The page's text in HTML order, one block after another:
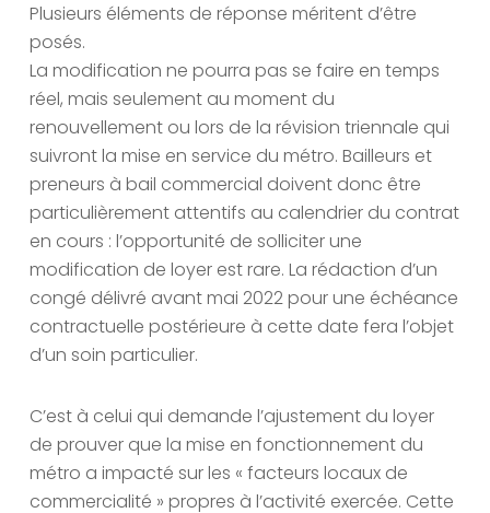
Plusieurs éléments de réponse méritent d’être
posés.
La modification ne pourra pas se faire en temps
réel, mais seulement au moment du
renouvellement ou lors de la révision triennale qui
suivront la mise en service du métro. Bailleurs et
preneurs à bail commercial doivent donc être
particulièrement attentifs au calendrier du contrat
en cours : l’opportunité de solliciter une
modification de loyer est rare. La rédaction d’un
congé délivré avant mai 2022 pour une échéance
contractuelle postérieure à cette date fera l’objet
d’un soin particulier.
C’est à celui qui demande l’ajustement du loyer
de prouver que la mise en fonctionnement du
métro a impacté sur les « facteurs locaux de
commercialité » propres à l’activité exercée. Cette